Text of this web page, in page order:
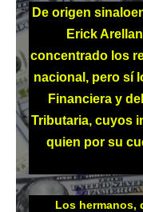
De origen
Erick
concentrado los
nacional, pero sí
Financiera y
Tributaria, cuyos
quien por su
Los hermanos,